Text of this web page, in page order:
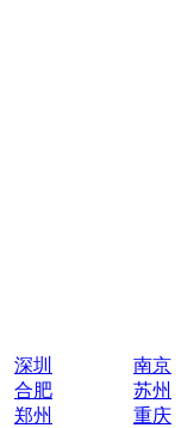
深圳
南京
合肥
苏州
郑州
重庆